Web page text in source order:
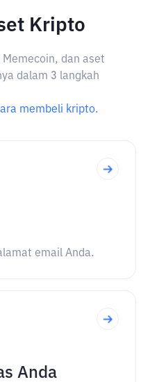
Kripto
dan aset
dalam 3 langkah
membeli kripto.
email Anda.
Anda